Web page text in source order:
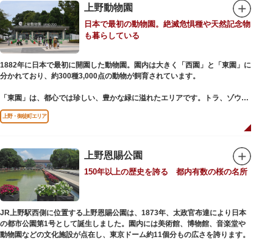
もの。「ル・コルビュジエの建築作品－近代建築運動への顕著な貢献－」の
構成資産の一つとして東京初の世界文化遺産に登録されています。前庭にも
ロダンの彫刻が展示されており、散策しながら美術鑑賞を楽しめるのも魅力
のひとつ。 ボランティア・スタッフと一緒に鑑賞する「美術トーク」や、解
説を聞きながら本館や前庭を一緒に歩く「建築ツアー」など、初めての来館
でも気軽に楽しめるプログラムも用意されています。
上野動物園
日本で最初の動物園。絶滅危惧種や天然記念物
も暮らしている
1882年に日本で最初に開園した動物園。園内は大きく「西園」と「東園」に
分かれており、約300種3,000点の動物が飼育されています。
「東園」は、都心では珍しい、豊かな緑に溢れたエリアです。トラ、ゾウな
どが住む森エリアや、ホッキョクグマやアザラシが住む海エリアでは、水浴
びなど迫力あるシーンが目撃できることもあります。国指定重要文化財の
一方「西園」は、蓮の名所としても知られる風光明媚な「不忍池」のほとり
に位置する区域。キリンやサイなどの人気動物をはじめ、アイアイや“動か
ない鳥”として話題のハシビロコウなどユニークな種も見られます。
子ども動物園「すてっぷ」では、小動物を間近で観察することを通じて、命
の大切さや生きものの魅力が学べる体験プログラムが実施されています。
歩き疲れたり、お腹が空いてきたら、園内にいくつかあるフードショップで
休憩しましょう。それぞれのお店で、動物たちをモチーフにした可愛いフー
上野・御徒町エリア
上野恩賜公園
150年以上の歴史を誇る 都内有数の桜の名所
JR上野駅西側に位置する上野恩賜公園は、1873年、太政官布達により日本
の都市公園第1号として誕生しました。園内には美術館、博物館、音楽堂や
動物園などの文化施設が点在し、東京ドーム約11個分もの広さを誇ります。